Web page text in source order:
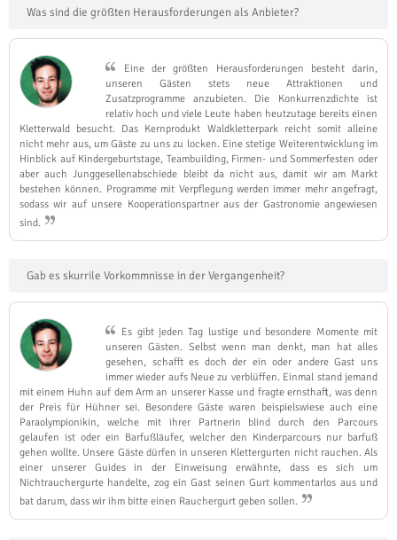
Was sind die größten Herausforderungen als Anbieter?
Eine der größten Herausforderungen besteht darin,
unseren Gästen stets neue Attraktionen und
Zusatzprogramme anzubieten. Die Konkurrenzdichte ist
relativ hoch und viele Leute haben heutzutage bereits einen
Kletterwald besucht. Das Kernprodukt Waldkletterpark reicht somit alleine
nicht mehr aus, um Gäste zu uns zu locken. Eine stetige Weiterentwicklung im
Hinblick auf Kindergeburtstage, Teambuilding, Firmen- und Sommerfesten oder
aber auch Junggesellenabschiede bleibt da nicht aus, damit wir am Markt
bestehen können. Programme mit Verpflegung werden immer mehr angefragt,
sodass wir auf unsere Kooperationspartner aus der Gastronomie angewiesen
sind.
Gab es skurrile Vorkommnisse in der Vergangenheit?
Es gibt jeden Tag lustige und besondere Momente mit
unseren Gästen. Selbst wenn man denkt, man hat alles
gesehen, schafft es doch der ein oder andere Gast uns
immer wieder aufs Neue zu verblüffen. Einmal stand jemand
mit einem Huhn auf dem Arm an unserer Kasse und fragte ernsthaft, was denn
der Preis für Hühner sei. Besondere Gäste waren beispielswiese auch eine
Paraolympionikin, welche mit ihrer Partnerin blind durch den Parcours
gelaufen ist oder ein Barfußläufer, welcher den Kinderparcours nur barfuß
gehen wollte. Unsere Gäste dürfen in unseren Klettergurten nicht rauchen. Als
einer unserer Guides in der Einweisung erwähnte, dass es sich um
Nichtrauchergurte handelte, zog ein Gast seinen Gurt kommentarlos aus und
bat darum, dass wir ihm bitte einen Rauchergurt geben sollen.